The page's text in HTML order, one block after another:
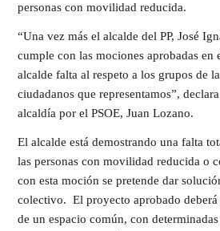
personas con movilidad reducida.
“Una vez más el alcalde del PP, José
cumple con las mociones aprobadas en
alcalde falta al respeto a los grupos de
ciudadanos que representamos”,
alcaldía por el PSOE, Juan Lozano. ​
El alcalde está demostrando una falta
las personas con movilidad reducida o
con esta moción se pretende dar
colectivo. El proyecto aprobado
de un espacio común, con